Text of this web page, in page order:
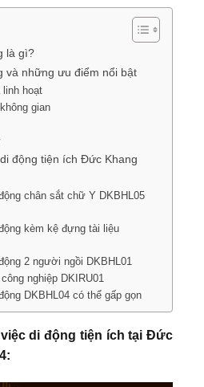
là gì?
và những ưu điểm nổi bật
hoạt
gian
động tiện ích Đức Khang
chân sắt chữ Y DKBHL05
kèm kệ đựng tài liệu
2 người ngồi DKBHL01
nghiệp DKIRU01
DKBHL04 có thể gấp gọn
việc di động tiện ích tại Đức